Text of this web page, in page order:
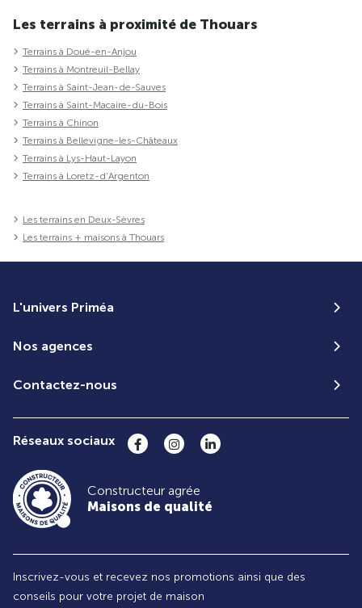
Les terrains à proximité de Thouars
Terrains à Doué-en-Anjou
Terrains à Montreuil-Bellay
Terrains à Saint-Jean-de-Sauves
Terrains à Saint-Macaire-du-Bois
Terrains à Chinon
Terrains à Bellevigne-les-Châteaux
Terrains à Lys-Haut-Layon
Terrains à Loretz-d'Argenton
Les terrains en Deux-Sèvres
Les terrains + maisons à Thouars
L'univers Priméa
Nos agences
Contactez-nous
Réseaux sociaux
Constructeur agrée
Maisons de qualité
Inscrivez-vous et recevez nos promotions ainsi que des
conseils pour votre projet de maison